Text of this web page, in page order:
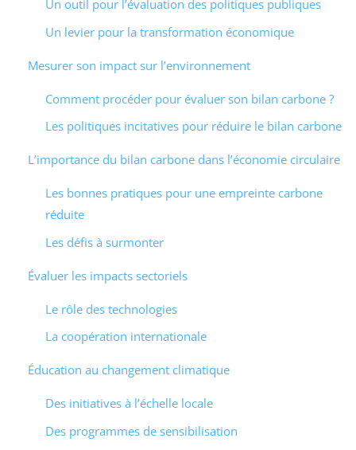
Un outil pour l’évaluation des politiques publiques
Un levier pour la transformation économique
Mesurer son impact sur l’environnement
Comment procéder pour évaluer son bilan carbone ?
Les politiques incitatives pour réduire le bilan carbone
L’importance du bilan carbone dans l’économie circulaire
Les bonnes pratiques pour une empreinte carbone
réduite
Les défis à surmonter
Évaluer les impacts sectoriels
Le rôle des technologies
La coopération internationale
Éducation au changement climatique
Des initiatives à l’échelle locale
Des programmes de sensibilisation